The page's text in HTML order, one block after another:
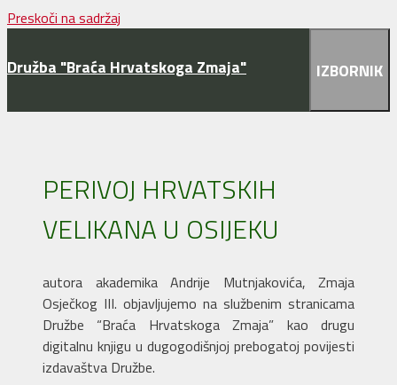
Preskoči na sadržaj
Družba "Braća Hrvatskoga Zmaja" IZBORNIK
PERIVOJ HRVATSKIH
VELIKANA U OSIJEKU
autora akademika Andrije Mutnjakovića, Zmaja
Osječkog III. objavljujemo na službenim stranicama
Družbe “Braća Hrvatskoga Zmaja” kao drugu
digitalnu knjigu u dugogodišnjoj prebogatoj povijesti
izdavaštva Družbe.